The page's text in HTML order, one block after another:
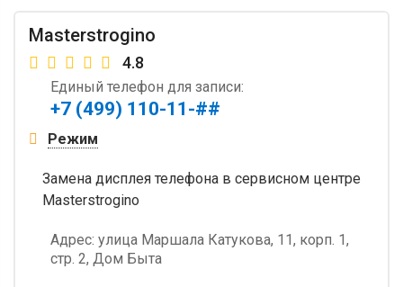
Masterstrogino
4.8
Единый телефон для записи:
+7 (499) 110-11-##
Режим
Замена дисплея телефона в сервисном центре
Masterstrogino
Адрес: улица Маршала Катукова, 11, корп. 1,
стр. 2, Дом Быта